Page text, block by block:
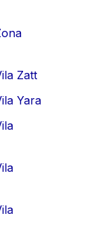
Zatt
Yara